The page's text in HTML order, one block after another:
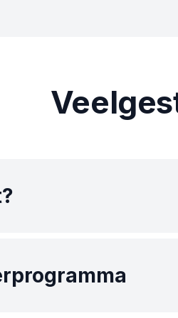
van Bitsgap is één
het werkt: u gebruikt